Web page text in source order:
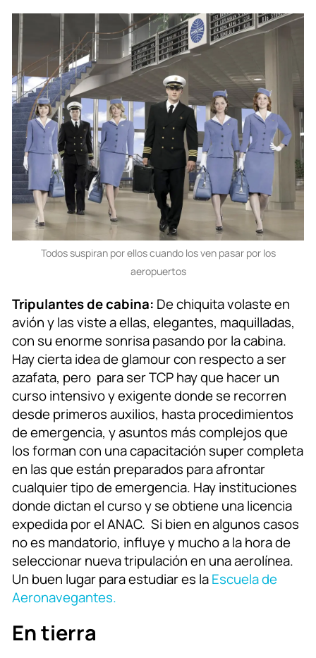
Todos suspiran por ellos cuando los ven pasar por los
aeropuertos
Tripulantes de cabina: De chiquita volaste en
avión y las viste a ellas, elegantes, maquilladas,
con su enorme sonrisa pasando por la cabina.
Hay cierta idea de glamour con respecto a ser
azafata, pero para ser TCP hay que hacer un
curso intensivo y exigente donde se recorren
desde primeros auxilios, hasta procedimientos
de emergencia, y asuntos más complejos que
los forman con una capacitación super completa
en las que están preparados para afrontar
cualquier tipo de emergencia. Hay instituciones
donde dictan el curso y se obtiene una licencia
expedida por el ANAC. Si bien en algunos casos
no es mandatorio, influye y mucho a la hora de
seleccionar nueva tripulación en una aerolínea.
Un buen lugar para estudiar es laEscuela de
Aeronavegantes.
En tierra